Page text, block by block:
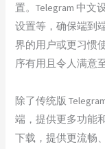
置。Telegram 中文
设置等，确保端到
界的用户或更习惯
序有用且令人满意
除了传统版
端，提供更多功能
下载，提供更流畅